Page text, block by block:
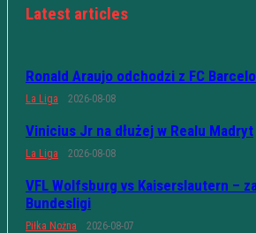
Latest articles
Ronald Araujo odchodzi z FC
La Liga 2026-08-08
Vinicius Jr na dłużej w Realu Madryt
La Liga 2026-08-08
VFL Wolfsburg vs Kaiserslautern –
Bundesligi
Piłka Nożna 2026-08-07